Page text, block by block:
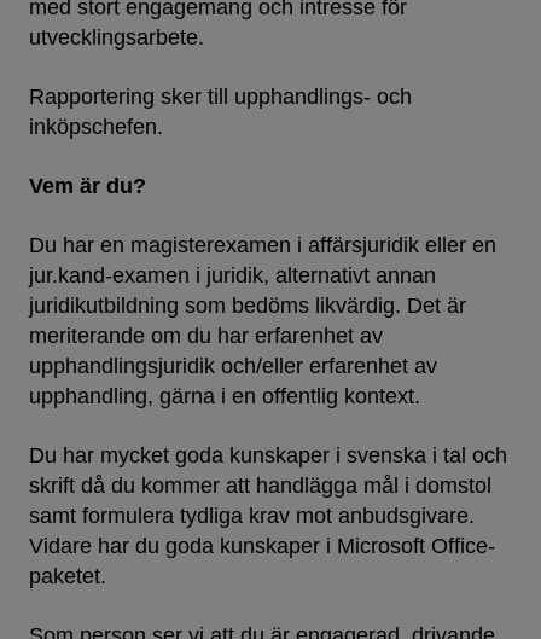
med stort engagemang och intresse för
utvecklingsarbete.
Rapportering sker till upphandlings- och
inköpschefen.
Vem är du?
Du har en magisterexamen i affärsjuridik eller en
jur.kand-examen i juridik, alternativt annan
juridikutbildning som bedöms likvärdig. Det är
meriterande om du har erfarenhet av
upphandlingsjuridik och/eller erfarenhet av
upphandling, gärna i en offentlig kontext.
Du har mycket goda kunskaper i svenska i tal och
skrift då du kommer att handlägga mål i domstol
samt formulera tydliga krav mot anbudsgivare.
Vidare har du goda kunskaper i Microsoft Office-
paketet.